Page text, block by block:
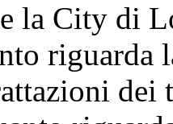
la City di
riguarda